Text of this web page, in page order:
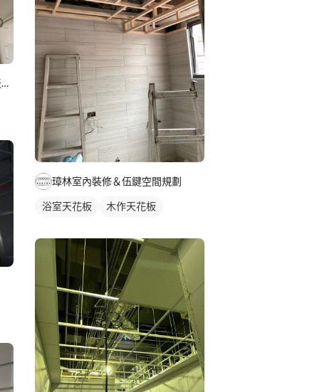
輕鋼架/輕隔間/防火隔間/造型天花/自工價廉
璋林室內裝修＆伍鍵空間規劃
浴室天花板 木作天花板